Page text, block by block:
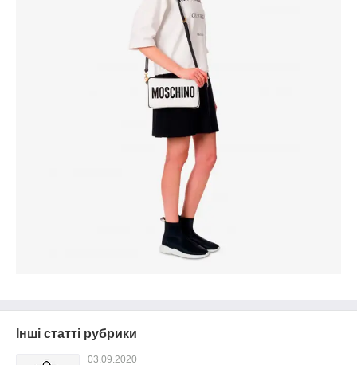
Інші статті рубрики
03.09.2020